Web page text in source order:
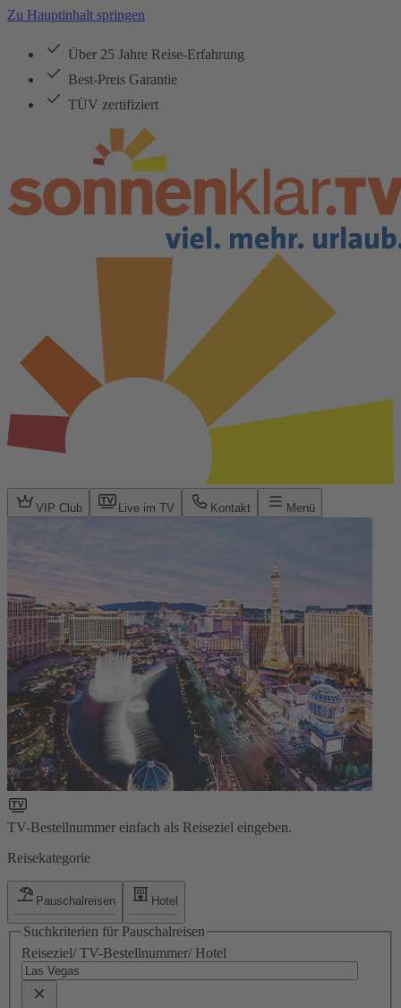
Zu Hauptinhalt springen
Über 25 Jahre Reise-Erfahrung
Best-Preis Garantie
TÜV zertifiziert
VIP Club Live im TV Kontakt Menü
TV-Bestellnummer einfach als Reiseziel eingeben.
Reisekategorie
Pauschalreisen Hotel
Suchkriterien für Pauschalreisen
Reiseziel/ TV-Bestellnummer/ Hotel